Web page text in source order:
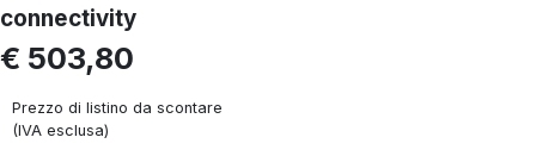
connectivity
€ 503,80
Prezzo di listino da scontare
(IVA esclusa)